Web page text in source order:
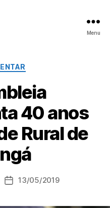
Menu
40 anos
Rural de
Data13/05/2019